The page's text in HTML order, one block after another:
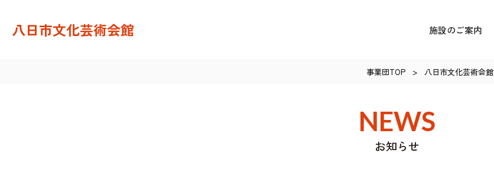
八日市文化芸術会館 施設のご案内
事業団TOP > 八日市文化芸術会館
NEWS
お知らせ